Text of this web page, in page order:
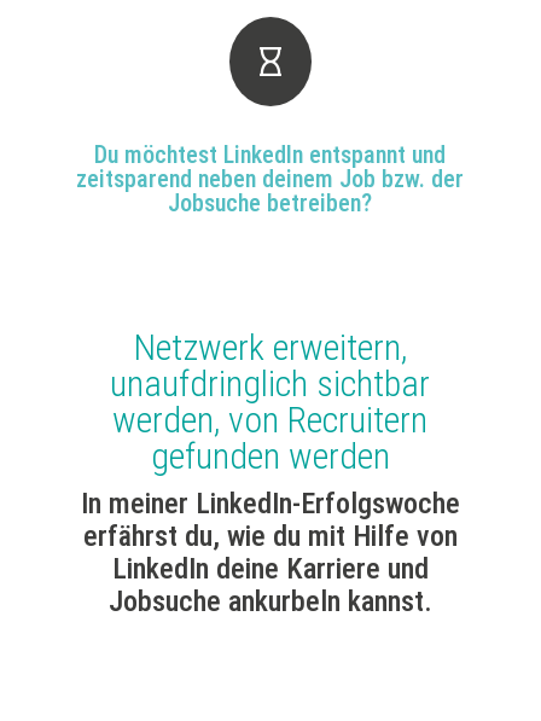

Du möchtest LinkedIn entspannt und
zeitsparend neben deinem Job bzw. der
Jobsuche betreiben?
Netzwerk erweitern,
unaufdringlich sichtbar
werden, von Recruitern
gefunden werden
In meiner LinkedIn-Erfolgswoche
erfährst du, wie du mit Hilfe von
LinkedIn deine Karriere und
Jobsuche ankurbeln kannst.